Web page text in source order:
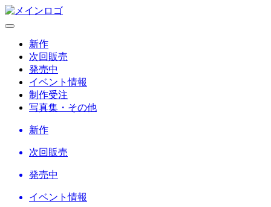
新作
次回販売
発売中
イベント情報
制作受注
写真集・その他
新作
次回販売
発売中
イベント情報